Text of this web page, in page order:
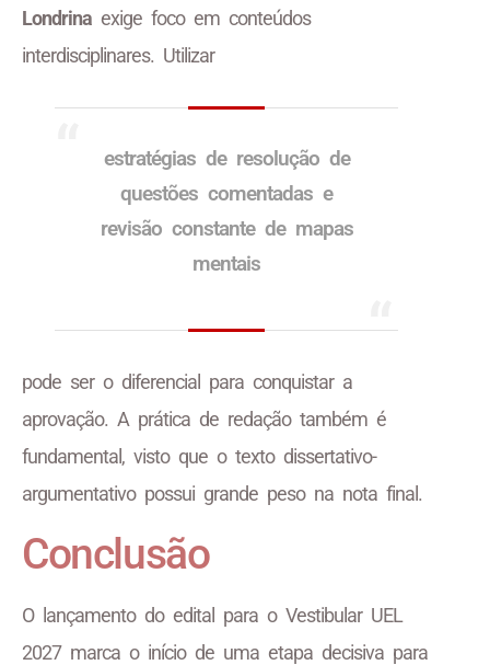
Londrina exige foco em conteúdos
interdisciplinares. Utilizar
estratégias de resolução de
questões comentadas e
revisão constante de mapas
mentais
pode ser o diferencial para conquistar a
aprovação. A prática de redação também é
fundamental, visto que o texto dissertativo-
argumentativo possui grande peso na nota final.
Conclusão
O lançamento do edital para o Vestibular UEL
2027 marca o início de uma etapa decisiva para